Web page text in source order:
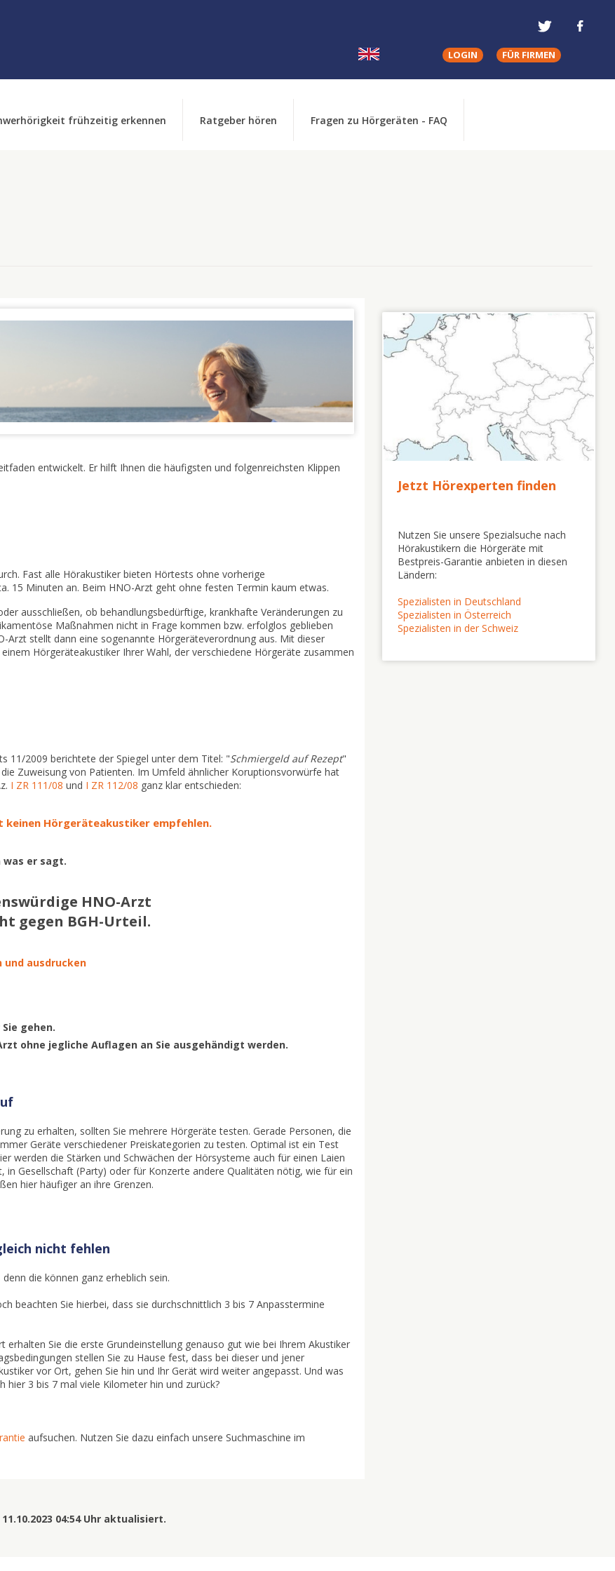
LOGIN FÜR FIRMEN
frühzeitig erkennen Ratgeber hören Fragen zu Hörgeräten - FAQ
entwickelt. Er hilft Ihnen die häufigsten und folgenreichsten Klippen
Fast alle Hörakustiker bieten Hörtests ohne vorherige
15 Minuten an. Beim HNO-Arzt geht ohne festen Termin kaum etwas.
ausschließen, ob behandlungsbedürftige, krankhafte Veränderungen zu
Maßnahmen nicht in Frage kommen bzw. erfolglos geblieben
Arzt stellt dann eine sogenannte Hörgeräteverordnung aus. Mit dieser
Hörgeräteakustiker Ihrer Wahl, der verschiedene Hörgeräte zusammen
11/2009 berichtete der Spiegel unter dem Titel: "Schmiergeld auf Rezept"
Zuweisung von Patienten. Im Umfeld ähnlicher Koruptionsvorwürfe hat
I ZR 111/08 und I ZR 112/08 ganz klar entschieden:
Hörgeräteakustiker empfehlen.
was er sagt.
HNO-Arzt
gegen BGH-Urteil.
und ausdrucken
gehen.
ohne jegliche Auflagen an Sie ausgehändigt werden.
zu erhalten, sollten Sie mehrere Hörgeräte testen. Gerade Personen, die
Geräte verschiedener Preiskategorien zu testen. Optimal ist ein Test
werden die Stärken und Schwächen der Hörsysteme auch für einen Laien
in Gesellschaft (Party) oder für Konzerte andere Qualitäten nötig, wie für ein
hier häufiger an ihre Grenzen.
nicht fehlen
die können ganz erheblich sein.
beachten Sie hierbei, dass sie durchschnittlich 3 bis 7 Anpasstermine
Sie die erste Grundeinstellung genauso gut wie bei Ihrem Akustiker
stellen Sie zu Hause fest, dass bei dieser und jener
vor Ort, gehen Sie hin und Ihr Gerät wird weiter angepasst. Und was
hier 3 bis 7 mal viele Kilometer hin und zurück?
aufsuchen. Nutzen Sie dazu einfach unsere Suchmaschine im
04:54 Uhr aktualisiert.
Jetzt Hörexperten finden
Nutzen Sie unsere Spezialsuche nach
Hörakustikern die Hörgeräte mit
Bestpreis-Garantie anbieten in diesen
Ländern:
Spezialisten in Deutschland
Spezialisten in Österreich
Spezialisten in der Schweiz